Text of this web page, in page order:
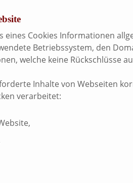
Cookies Informationen
Betriebssystem, den
welche keine Rückschlüsse
Inhalte von Webseiten
verarbeitet: